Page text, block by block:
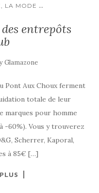
LA MODE ...
entrepôts
Glamazone
Pont Aux Choux ferment
totale de leur
marques pour homme
-60%). Vous y trouverez
Scherrer, Kaporal,
à 85€ […]